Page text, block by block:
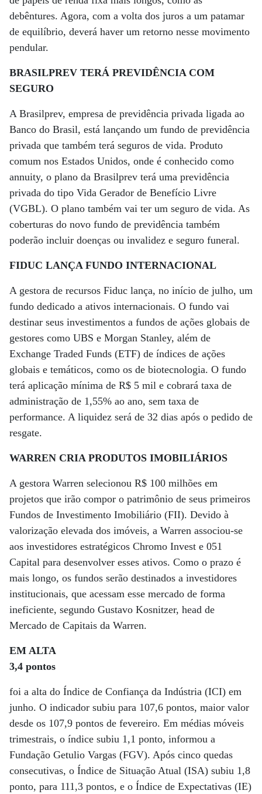
debêntures. Agora, com a volta dos juros a um patamar
de equilíbrio, deverá haver um retorno nesse movimento
pendular.
BRASILPREV TERÁ PREVIDÊNCIA COM
SEGURO
A Brasilprev, empresa de previdência privada ligada ao
Banco do Brasil, está lançando um fundo de previdência
privada que também terá seguros de vida. Produto
comum nos Estados Unidos, onde é conhecido como
annuity, o plano da Brasilprev terá uma previdência
privada do tipo Vida Gerador de Benefício Livre
(VGBL). O plano também vai ter um seguro de vida. As
coberturas do novo fundo de previdência também
poderão incluir doenças ou invalidez e seguro funeral.
FIDUC LANÇA FUNDO INTERNACIONAL
A gestora de recursos Fiduc lança, no início de julho, um
fundo dedicado a ativos internacionais. O fundo vai
destinar seus investimentos a fundos de ações globais de
gestores como UBS e Morgan Stanley, além de
Exchange Traded Funds (ETF) de índices de ações
globais e temáticos, como os de biotecnologia. O fundo
terá aplicação mínima de R$ 5 mil e cobrará taxa de
administração de 1,55% ao ano, sem taxa de
performance. A liquidez será de 32 dias após o pedido de
resgate.
WARREN CRIA PRODUTOS IMOBILIÁRIOS
A gestora Warren selecionou R$ 100 milhões em
projetos que irão compor o patrimônio de seus primeiros
Fundos de Investimento Imobiliário (FII). Devido à
valorização elevada dos imóveis, a Warren associou-se
aos investidores estratégicos Chromo Invest e 051
Capital para desenvolver esses ativos. Como o prazo é
mais longo, os fundos serão destinados a investidores
institucionais, que acessam esse mercado de forma
ineficiente, segundo Gustavo Kosnitzer, head de
Mercado de Capitais da Warren.
EM ALTA
3,4 pontos
foi a alta do Índice de Confiança da Indústria (ICI) em
junho. O indicador subiu para 107,6 pontos, maior valor
desde os 107,9 pontos de fevereiro. Em médias móveis
trimestrais, o índice subiu 1,1 ponto, informou a
Fundação Getulio Vargas (FGV). Após cinco quedas
consecutivas, o Índice de Situação Atual (ISA) subiu 1,8
ponto, para 111,3 pontos, e o Índice de Expectativas (IE)